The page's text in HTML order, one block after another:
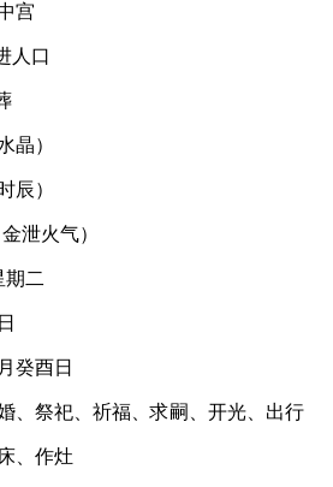
宫
人口
晶）
辰）
泄火气）
期二
癸酉日
、祭祀、祈福、求嗣、开光、出行
、作灶